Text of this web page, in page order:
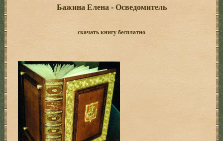
Бажина Елена - Осведомитель
скачать книгу бесплатно